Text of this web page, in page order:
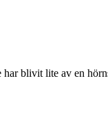
blivit lite av en